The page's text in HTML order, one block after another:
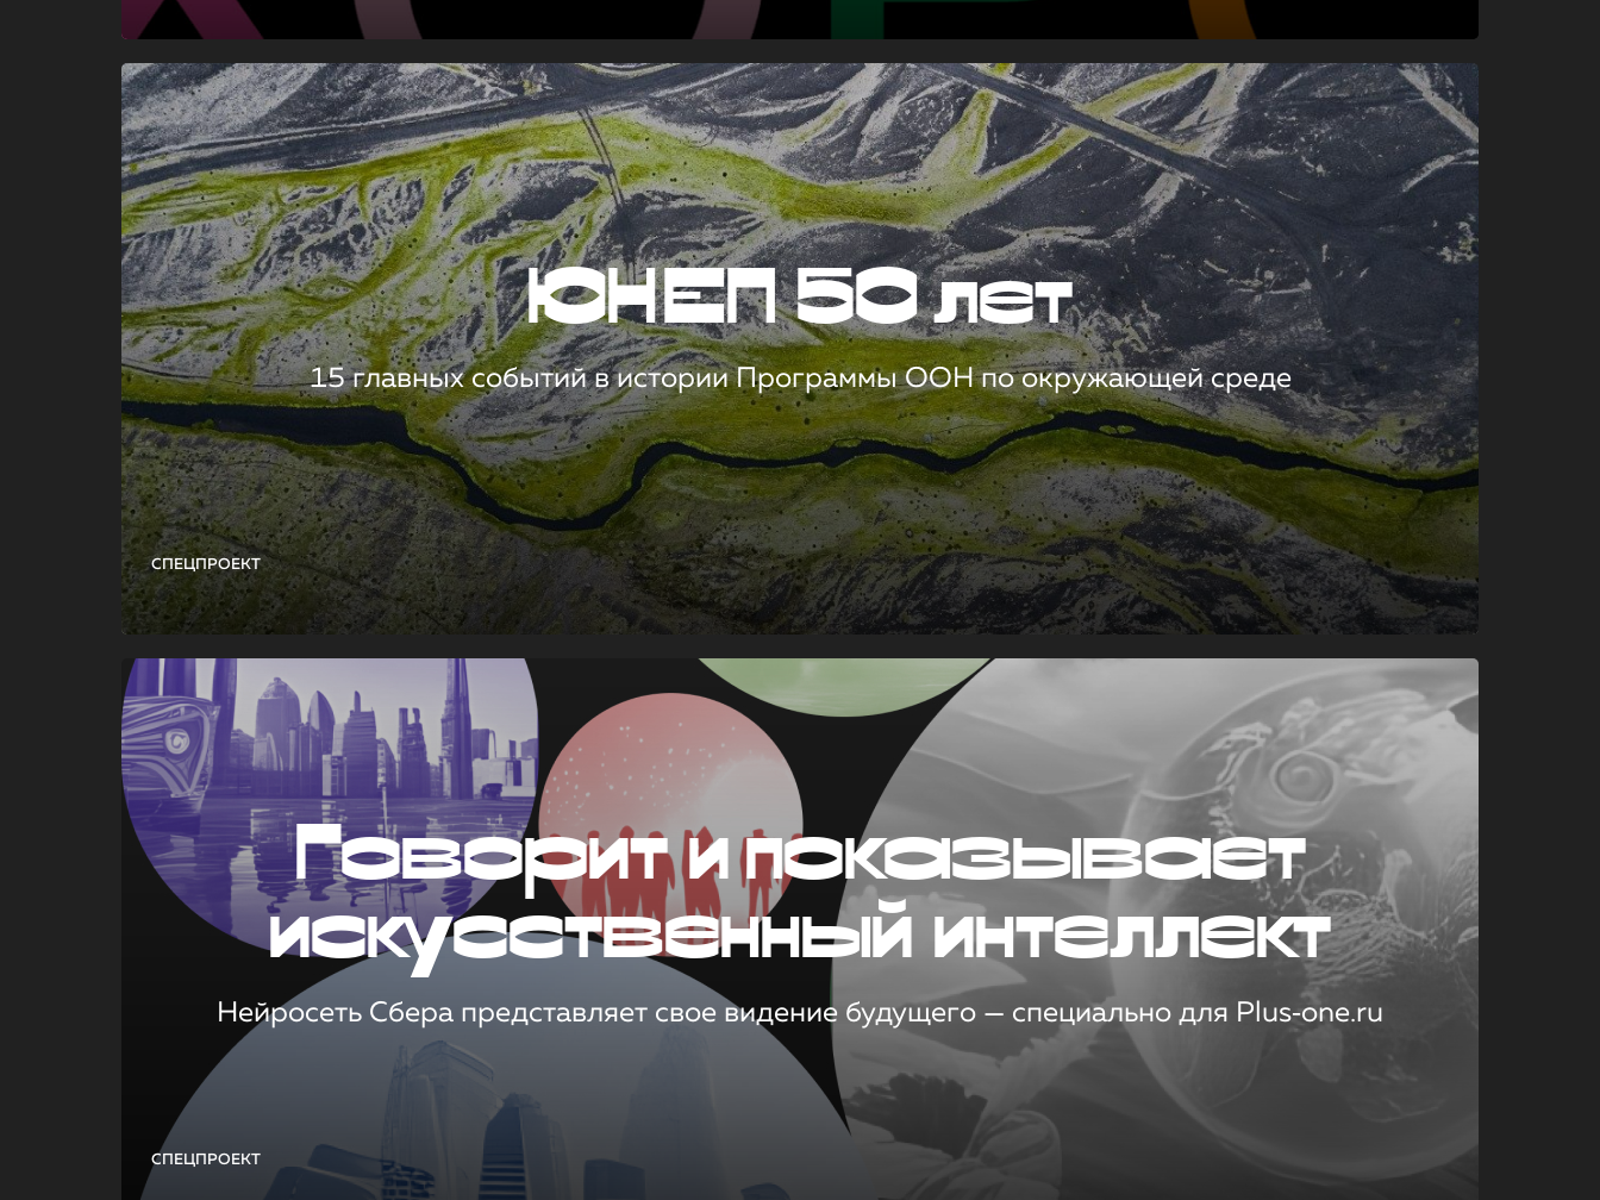
СПЕЦПРОЕКТ
ЮНЕП 50 лет
15 главных событий в истории Программы ООН по окружающей среде
СПЕЦПРОЕКТ
Говорит и показывает
искусственный интеллект
Нейросеть Сбера представляет свое видение будущего — специально для Plus‑one.ru